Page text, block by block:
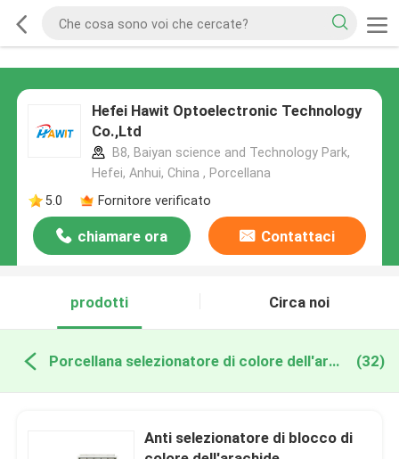
Hefei Hawit Optoelectronic Technology
Co.,Ltd
B8, Baiyan science and Technology Park,
Hefei, Anhui, China , Porcellana
5.0
Fornitore verificato
chiamare ora Contattaci
prodotti Circa noi
Porcellana selezionatore di colore dell'arachide (32)
Anti selezionatore di blocco di